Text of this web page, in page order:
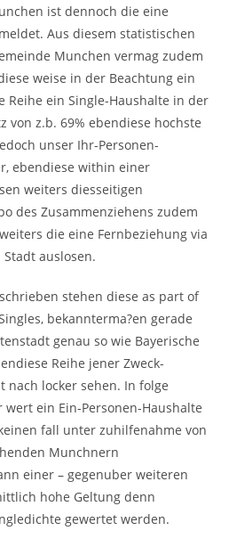
ist dennoch die eine
Aus diesem statistischen
Munchen vermag zudem
weise in der Beachtung ein
Reihe ein Single-Haushalte in der
von z.b. 69% ebendiese hochste
unser Ihr-Personen-
ebendiese within einer
weiters diesseitigen
des Zusammenziehens zudem
die eine Fernbeziehung via
auslosen.
stehen diese as part of
bekannterma?en gerade
genau so wie Bayerische
Reihe jener Zweck-
nach locker sehen. In folge
ein Ein-Personen-Haushalte
fall unter zuhilfenahme von
Munchnern
einer – gegenuber weiteren
hohe Geltung denn
gewertet werden.